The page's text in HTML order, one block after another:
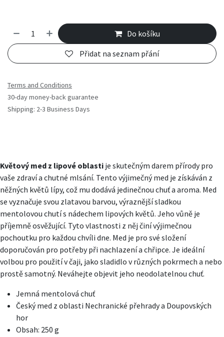
Do košíku
Přidat na seznam přání
Terms and Conditions
30-day money-back guarantee
Shipping: 2-3 Business Days
Květový med z lipové oblasti je skutečným darem přírody pro
vaše zdraví a chutné mlsání. Tento výjimečný med je získáván z
něžných květů lípy, což mu dodává jedinečnou chuť a aroma. Med
se vyznačuje svou zlatavou barvou, výraznější sladkou
mentolovou chutí s nádechem lipových květů. Jeho vůně je
příjemně osvěžující. Tyto vlastnosti z něj činí výjimečnou
pochoutku pro každou chvíli dne. Med je pro své složení
doporučován pro potřeby při nachlazení a chřipce. Je ideální
volbou pro použití v čaji, jako sladidlo v různých pokrmech a nebo
prostě samotný. Neváhejte objevit jeho neodolatelnou chuť.
Jemná mentolová chuť
Český med z oblasti Nechranické přehrady a Doupovských
hor
Obsah: 250 g